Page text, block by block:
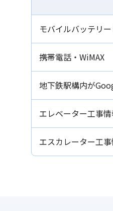
モバイルバッテリ
携帯電話・WiMAX
地下鉄駅構内が
エレベーター工事
エスカレーター工